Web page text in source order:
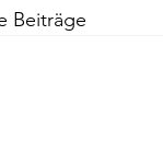
Beiträge